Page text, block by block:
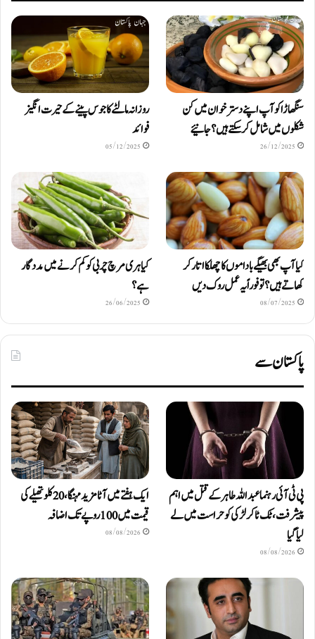
سنگھاڑا کو آپ اپنے دستر خوان میں کن
شکلوں میں شامل کرسکتے ہیں ؟ جانیئے
26/12/2025
روزانہ مالٹے کا جوس پینے کے حیرت انگیز
فوائد
05/12/2025
کیا آپ بھی بھیگے باداموں کا چھلکا اتار کر
کھاتے ہیں؟ تو فوراً یہ عمل روک دیں
08/07/2025
کیا ہری مرچ چربی کو کم کرنے میں مددگار
ہے؟
26/06/2025
پاکستان سے
پی ٹی آئی رہنما عبداللہ طاہر کے قتل میں اہم
پیشرفت، ٹک ٹاکر لڑکی کو حراست میں لے
لیا گیا
08/08/2026
ایک ہفتے میں آٹا مزید مہنگا، 20 کلو تھیلے کی
قیمت میں 100 روپے تک اضافہ
08/08/2026